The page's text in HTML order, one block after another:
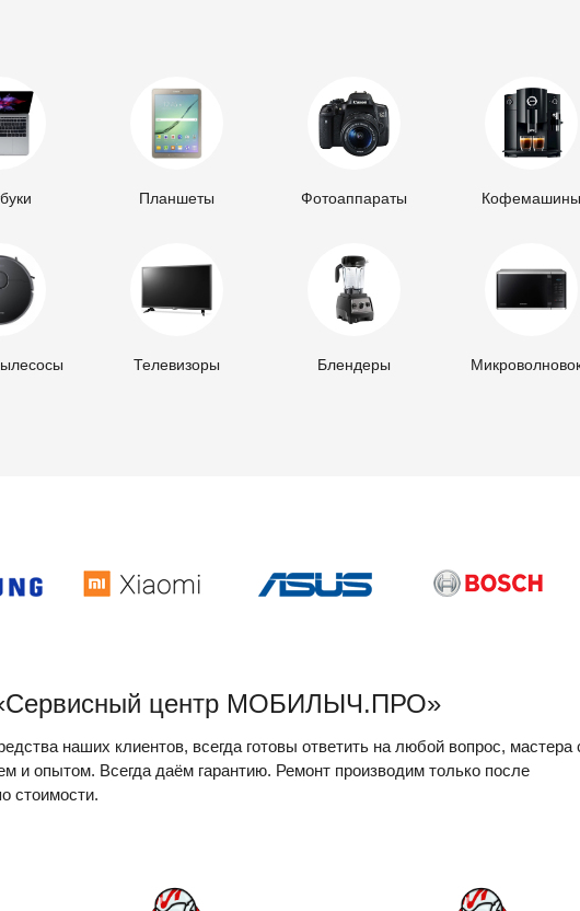
Планшеты Фотоаппараты Кофемашины
Телевизоры Блендеры
центр МОБИЛЫЧ.ПРО»
наших клиентов, всегда готовы ответить на любой вопрос, мастера
и опытом. Всегда даём гарантию. Ремонт производим только после
стоимости.